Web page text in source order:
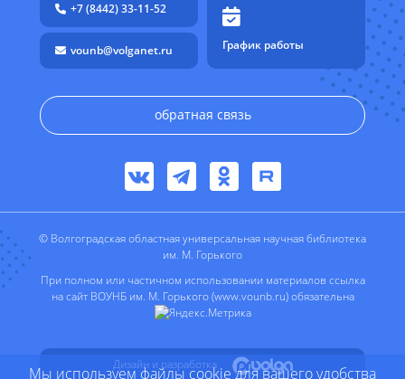
+7 (8442) 33-11-52
vounb@volganet.ru График работы
обратная связь
© Волгоградская областная универсальная научная библиотека
им. М. Горького
При полном или частичном использовании материалов ссылка
на сайт ВОУНБ им. М. Горького (www.vounb.ru) обязательна
Дизайн и разработка
Мы используем файлы cookie для вашего удобства